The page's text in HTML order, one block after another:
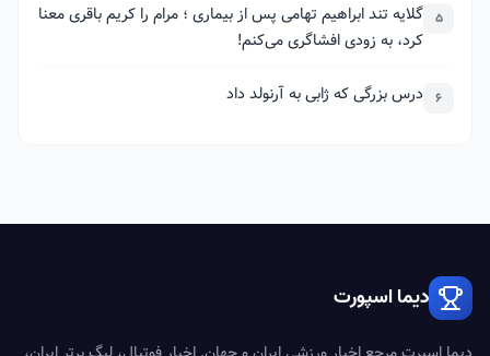
5 گلایه تند ابراهیم تهامی پس از بیماری ؛ مرام را کریم باقری معنا
کرد، به زودی افشاگری می‌کنم!
6 درس بزرگی که ژابی به آرنولد داد
دیما اسپورت